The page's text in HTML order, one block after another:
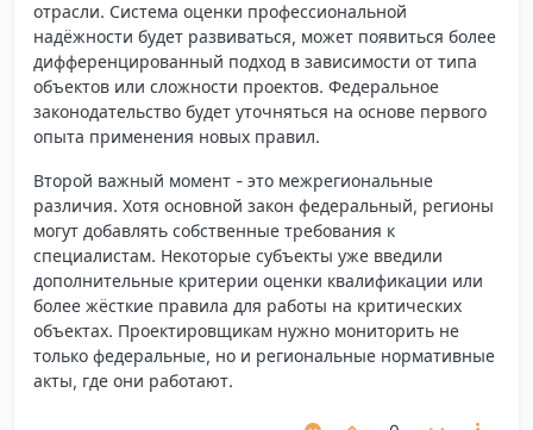
отрасли. Система оценки профессиональной
надёжности будет развиваться, может появиться более
дифференцированный подход в зависимости от типа
объектов или сложности проектов. Федеральное
законодательство будет уточняться на основе первого
опыта применения новых правил.
Второй важный момент - это межрегиональные
различия. Хотя основной закон федеральный, регионы
могут добавлять собственные требования к
специалистам. Некоторые субъекты уже введили
дополнительные критерии оценки квалификации или
более жёсткие правила для работы на критических
объектах. Проектировщикам нужно мониторить не
только федеральные, но и региональные нормативные
акты, где они работают.